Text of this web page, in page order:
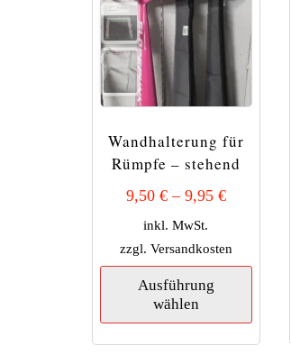
Wandhalterung für
Rümpfe – stehend
9,50 €– 9,95 €
inkl. MwSt.
zzgl. Versandkosten
Ausführung
wählen
Dieses